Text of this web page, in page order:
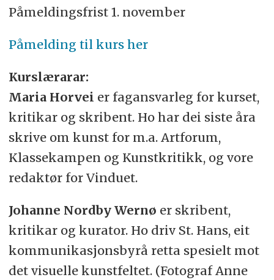
Påmeldingsfrist 1. november
Påmelding til kurs her
Kurslærarar:
Maria Horvei er fagansvarleg for kurset,
kritikar og skribent. Ho har dei siste åra
skrive om kunst for m.a. Artforum,
Klassekampen og Kunstkritikk, og vore
redaktør for Vinduet.
Johanne Nordby Wernø er skribent,
kritikar og kurator. Ho driv St. Hans, eit
kommunikasjonsbyrå retta spesielt mot
det visuelle kunstfeltet. (Fotograf Anne